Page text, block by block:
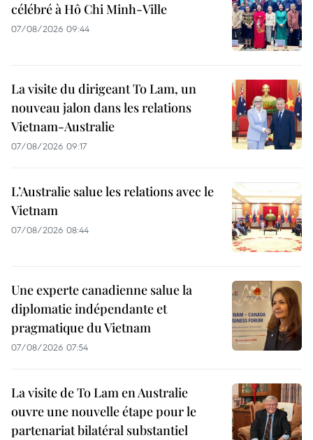
célébré à Hô Chi Minh-Ville
07/08/2026 09:44
La visite du dirigeant To Lam, un
nouveau jalon dans les relations
Vietnam-Australie
07/08/2026 09:17
L’Australie salue les relations avec le
Vietnam
07/08/2026 08:44
Une experte canadienne salue la
diplomatie indépendante et
pragmatique du Vietnam
07/08/2026 07:54
La visite de To Lam en Australie
ouvre une nouvelle étape pour le
partenariat bilatéral substantiel